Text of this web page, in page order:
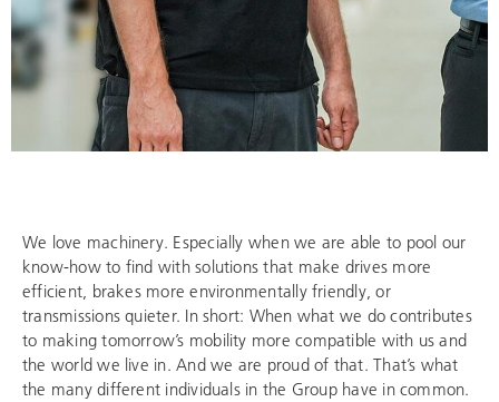
We love machinery. Especially when we are able to pool our
know-how to find with solutions that make drives more
efficient, brakes more environmentally friendly, or
transmissions quieter. In short: When what we do contributes
to making tomorrow’s mobility more compatible with us and
the world we live in. And we are proud of that. That’s what
the many different individuals in the Group have in common.